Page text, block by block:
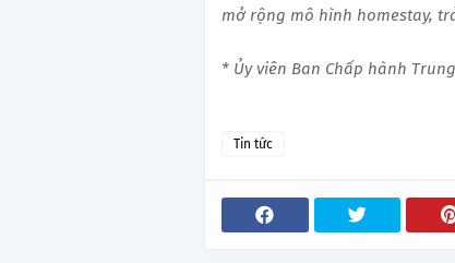
mở rộng mô hình homestay,
* Ủy viên Ban Chấp hành
Tin tức